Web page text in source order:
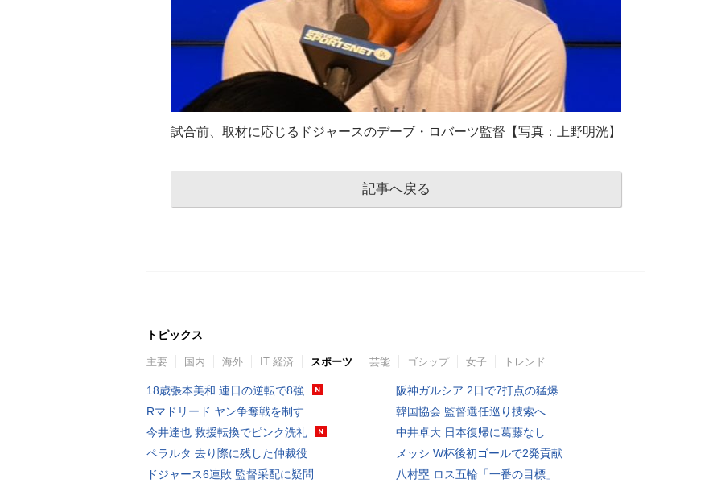
試合前、取材に応じるドジャースのデーブ・ロバーツ監督【写真：上野明洸】
記事へ戻る
トピックス
主要 国内 海外 IT 経済 スポーツ 芸能 ゴシップ 女子 トレンド
18歳張本美和 連日の逆転で8強
Rマドリード ヤン争奪戦を制す
今井達也 救援転換でピンク洗礼
ペラルタ 去り際に残した仲裁役
ドジャース6連敗 監督采配に疑問
阪神ガルシア 2日で7打点の猛爆
韓国協会 監督選任巡り捜索へ
中井卓大 日本復帰に葛藤なし
メッシ W杯後初ゴールで2発貢献
八村塁 ロス五輪「一番の目標」